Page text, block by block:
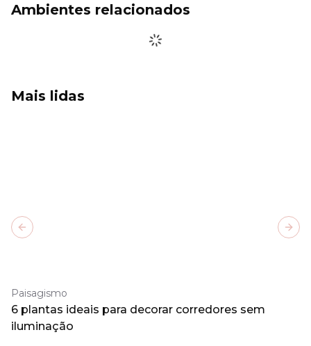
Ambientes relacionados
Mais lidas
Paisagismo
6 plantas ideais para decorar corredores sem
iluminação
Previous slide